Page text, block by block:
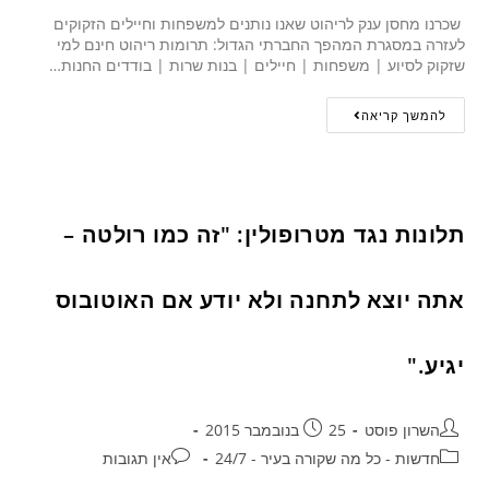
שכרנו מחסן ענק לריהוט שאנו נותנים למשפחות וחיילים הזקוקים
לעזרה במסגרת המהפך החברתי הגדול: תרומות ריהוט חינם למי
שזקוק לסיוע | משפחות | חיילים | בנות שרות | בודדים החנות…
להמשך קריאה
תלונות נגד מטרופולין: "זה כמו רולטה –
אתה יוצא לתחנה ולא יודע אם האוטובוס
יגיע."
השרון פוסט
25 בנובמבר 2015
חדשות - כל מה שקורה בעיר - 24/7
אין תגובות